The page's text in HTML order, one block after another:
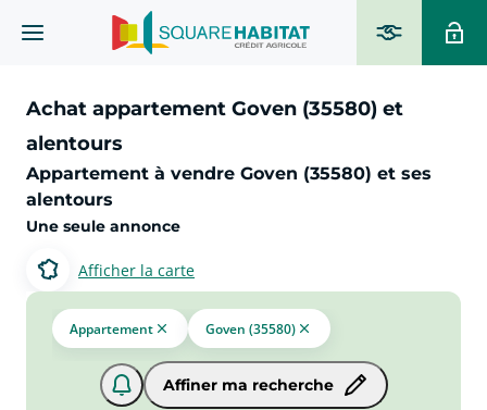
Achat appartement Goven (35580) et
alentours
Appartement à vendre Goven (35580) et ses
alentours
Une seule annonce
Afficher la carte
Appartement Goven (35580)
Affiner ma recherche